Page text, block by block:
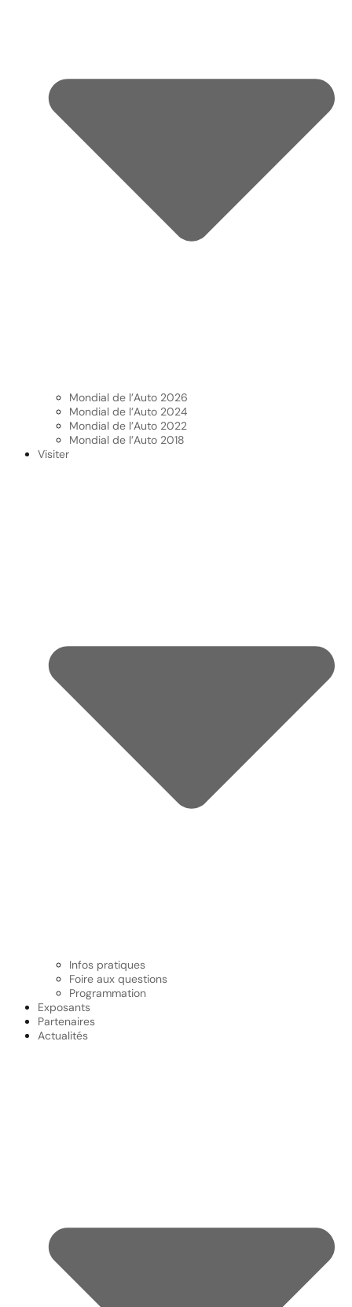
Mondial de l’Auto 2026
Mondial de l’Auto 2024
Mondial de l’Auto 2022
Mondial de l’Auto 2018
Visiter
Infos pratiques
Foire aux questions
Programmation
Exposants
Partenaires
Actualités